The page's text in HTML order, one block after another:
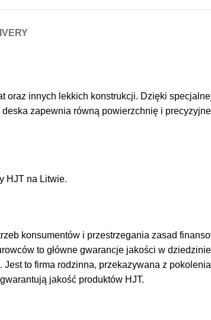
oraz innych lekkich konstrukcji. Dzięki
zapewnia równą powierzchnię i
HJT na Litwie.
konsumentów i przestrzegania zasad
to główne gwarancje jakości w
to firma rodzinna, przekazywana z
jakość produktów HJT.